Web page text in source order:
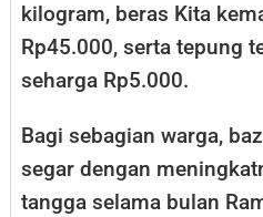
kilogram, beras Kita
Rp45.000, serta tepung
seharga Rp5.000.
Bagi sebagian warga,
segar dengan
tangga selama bulan